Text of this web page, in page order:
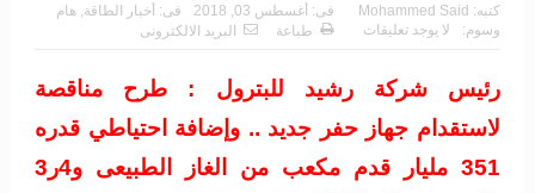
كتبه: Mohammed Said فى: أغسطس 03, 2018 فى: أخبار الطاقة, هام
وسوم:
لا يوجد تعليقات طباعة البريد الالكترونى
رئيس شركة رشيد للبترول : طرح مناقصة
لاستقدام جهاز حفر جديد .. وإضافة احتياطي قدره
351 مليار قدم مكعب من الغاز الطبيعى و4ر3